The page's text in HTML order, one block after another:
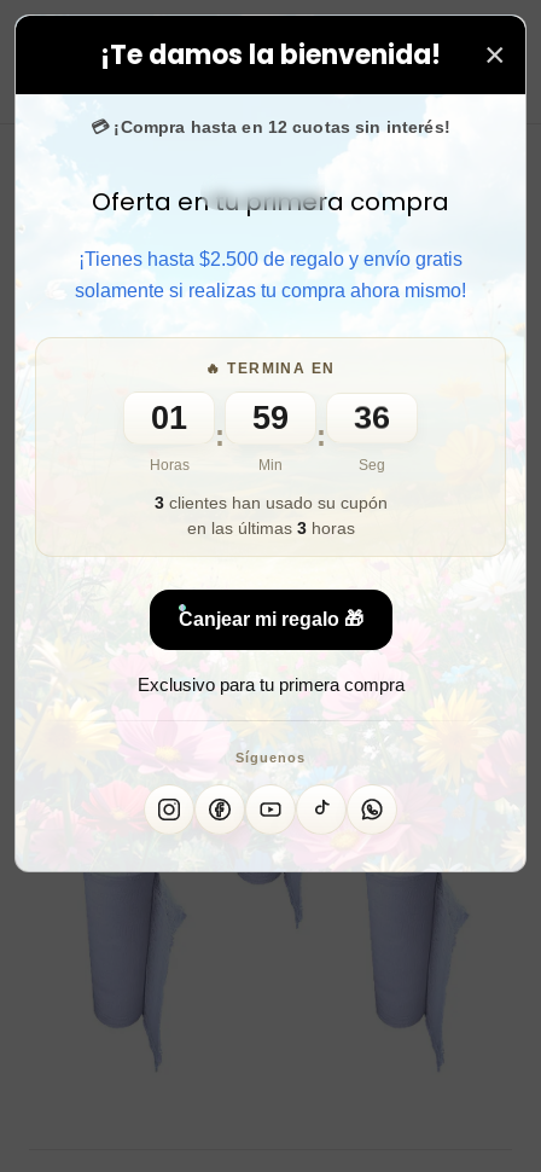
¡Te damos la bienvenida! ×
💳 ¡Compra hasta en 12 cuotas sin interés!
Activar sonido
Oferta en tu primera compra
¡Tienes hasta $2.500 de regalo y envío gratis
solamente si realizas tu compra ahora mismo!
🔥 TERMINA EN
01
Horas
: 59
Min
: 34
Seg
3clientes han usado su cupón
en las últimas 3horas
Canjear mi regalo 🎁
Exclusivo para tu primera compra
Síguenos
rápido y aprovecha. 💙 +50.000 fans en